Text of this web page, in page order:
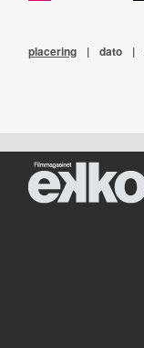
placering | dato |